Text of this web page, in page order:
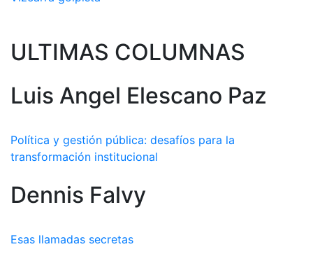
ULTIMAS COLUMNAS
Luis Angel Elescano Paz
Política y gestión pública: desafíos para la
transformación institucional
Dennis Falvy
Esas llamadas secretas